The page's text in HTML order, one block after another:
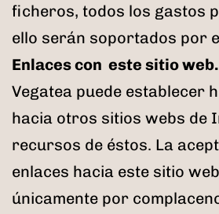
ficheros, todos los gastos
ello serán soportados por
Enlaces con este sitio web.
Vegatea puede establecer
hacia otros sitios webs de
recursos de éstos. La
enlaces hacia este sitio
únicamente por